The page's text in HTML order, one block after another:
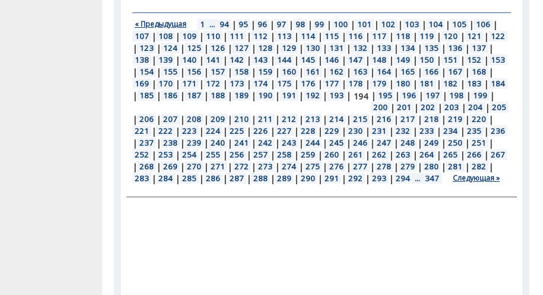
« Предыдущая 1 ... 94 | 95 | 96 | 97 | 98 | 99 | 100 | 101 | 102 | 103 | 104 | 105 | 106 |
107 | 108 | 109 | 110 | 111 | 112 | 113 | 114 | 115 | 116 | 117 | 118 | 119 | 120 | 121 | 122
| 123 | 124 | 125 | 126 | 127 | 128 | 129 | 130 | 131 | 132 | 133 | 134 | 135 | 136 | 137 |
138 | 139 | 140 | 141 | 142 | 143 | 144 | 145 | 146 | 147 | 148 | 149 | 150 | 151 | 152 | 153
| 154 | 155 | 156 | 157 | 158 | 159 | 160 | 161 | 162 | 163 | 164 | 165 | 166 | 167 | 168 |
169 | 170 | 171 | 172 | 173 | 174 | 175 | 176 | 177 | 178 | 179 | 180 | 181 | 182 | 183 | 184
| 185 | 186 | 187 | 188 | 189 | 190 | 191 | 192 | 193 | 194 | 195 | 196 | 197 | 198 | 199 |
200 | 201 | 202 | 203 | 204 | 205
| 206 | 207 | 208 | 209 | 210 | 211 | 212 | 213 | 214 | 215 | 216 | 217 | 218 | 219 | 220 |
221 | 222 | 223 | 224 | 225 | 226 | 227 | 228 | 229 | 230 | 231 | 232 | 233 | 234 | 235 | 236
| 237 | 238 | 239 | 240 | 241 | 242 | 243 | 244 | 245 | 246 | 247 | 248 | 249 | 250 | 251 |
252 | 253 | 254 | 255 | 256 | 257 | 258 | 259 | 260 | 261 | 262 | 263 | 264 | 265 | 266 | 267
| 268 | 269 | 270 | 271 | 272 | 273 | 274 | 275 | 276 | 277 | 278 | 279 | 280 | 281 | 282 |
283 | 284 | 285 | 286 | 287 | 288 | 289 | 290 | 291 | 292 | 293 | 294 ... 347 Следующая »